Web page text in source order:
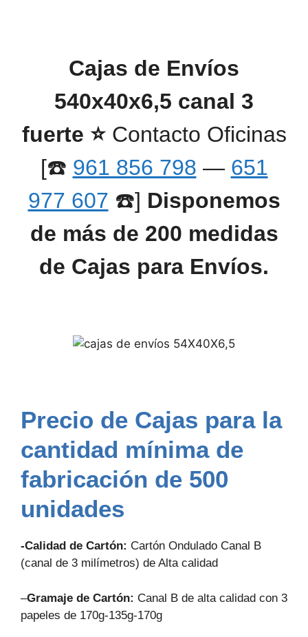
Cajas de Envíos
540x40x6,5 canal 3
fuerte ⭐️ Contacto Oficinas
[☎️ 961 856 798 — 651
977 607 ☎️] Disponemos
de más de 200 medidas
de Cajas para Envíos.
Precio de Cajas para la
cantidad mínima de
fabricación de 500
unidades
-Calidad de Cartón: Cartón Ondulado Canal B
(canal de 3 milímetros) de Alta calidad
–Gramaje de Cartón: Canal B de alta calidad con 3
papeles de 170g-135g-170g